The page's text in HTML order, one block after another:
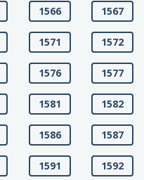
1566 1567
1571 1572
1576 1577
1581 1582
1586 1587
1591 1592